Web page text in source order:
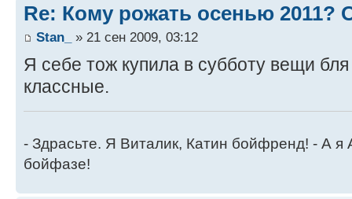
Re: Кому рожать осенью 2011?
Stan_ » 21 сен 2009, 03:12
Я себе тож купила в субботу вещи
классные.
- Здрасьте. Я Виталик, Катин бойфренд! - А я
бойфазе!